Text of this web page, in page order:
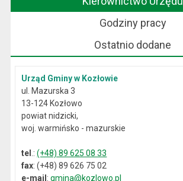
Godziny pracy
Ostatnio dodane
Urząd Gminy w Kozłowie
ul. Mazurska 3
13-124 Kozłowo
powiat nidzicki,
woj. warmińsko - mazurskie
tel .:(+48) 89 625 08 33
fax: (+48) 89 626 75 02
e-mail:gmina@kozlowo.pl